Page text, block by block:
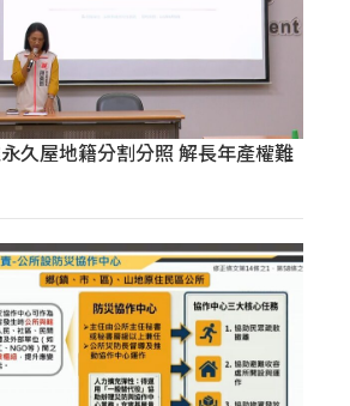
久屋地籍分割分照 解長年產權難